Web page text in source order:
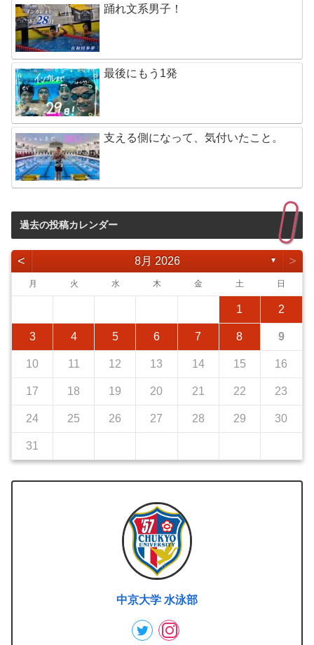
踊れ文系男子！
最後にもう1発
支える側になって、気付いたこと。
過去の投稿カレンダー
< 8月 2026 ▼ >
月 火 水 木 金 土 日
1 2
3 4 5 6 7 8 9
10 11 12 13 14 15 16
17 18 19 20 21 22 23
24 25 26 27 28 29 30
31
中京大学 水泳部